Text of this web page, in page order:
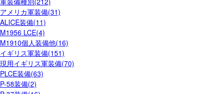
アメリカ軍装備(31)
ALICE装備(11)
M1956 LCE(4)
M1910個人装備他(16)
イギリス軍装備(151)
現用イギリス軍装備(70)
PLCE装備(63)
P-58装備(2)